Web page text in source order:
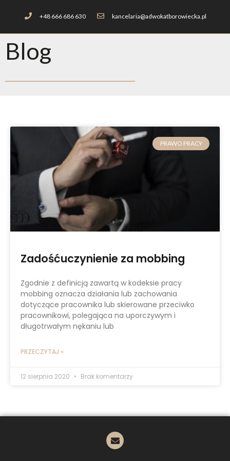
+48 666 686 630 kancelaria@adwokatborowiecka.pl
Blog
PRAWO PRACY
Zadośćuczynienie za mobbing
Zgodnie z definicją zawartą w kodeksie pracy
mobbing oznacza działania lub zachowania
dotyczące pracownika lub skierowane przeciwko
pracownikowi, polegająca na uporczywym i
długotrwałym nękaniu lub
PRZECZYTAJ »
12 sierpnia 2020 Brak komentarzy